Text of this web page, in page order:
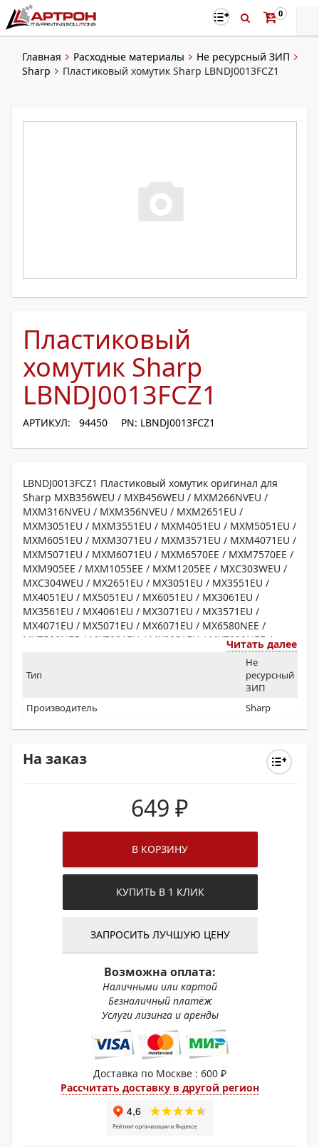
0
Главная Расходные материалы
Не ресурсный ЗИП
Sharp
Пластиковый хомутик Sharp LBNDJ0013FCZ1
Пластиковый
хомутик Sharp
LBNDJ0013FCZ1
АРТИКУЛ: 94450 PN: LBNDJ0013FCZ1
LBNDJ0013FCZ1 Пластиковый хомутик оригинал для
Sharp MXB356WEU / MXB456WEU / MXM266NVEU /
MXM316NVEU / MXM356NVEU / MXM2651EU /
MXM3051EU / MXM3551EU / MXM4051EU / MXM5051EU /
MXM6051EU / MXM3071EU / MXM3571EU / MXM4071EU /
MXM5071EU / MXM6071EU / MXM6570EE / MXM7570EE /
MXM905EE / MXM1055EE / MXM1205EE / MXC303WEU /
MXC304WEU / MX2651EU / MX3051EU / MX3551EU /
MX4051EU / MX5051EU / MX6051EU / MX3061EU /
MX3561EU / MX4061EU / MX3071EU / MX3571EU /
MX4071EU / MX5071EU / MX6071EU / MX6580NEE /
MX7580NEE / MX7081EU / MX8081EU / MX7090NEE /
Читать далее
Тип
Не
ресурсный
ЗИП
Производитель
Sharp
На заказ
649 ₽
В КОРЗИНУ
КУПИТЬ В 1 КЛИК
ЗАПРОСИТЬ ЛУЧШУЮ ЦЕНУ
Возможна оплата:
Наличными или картой
Безналичный платёж
Услуги лизинга и аренды
Доставка по Москве : 600 ₽
Рассчитать доставку в другой регион